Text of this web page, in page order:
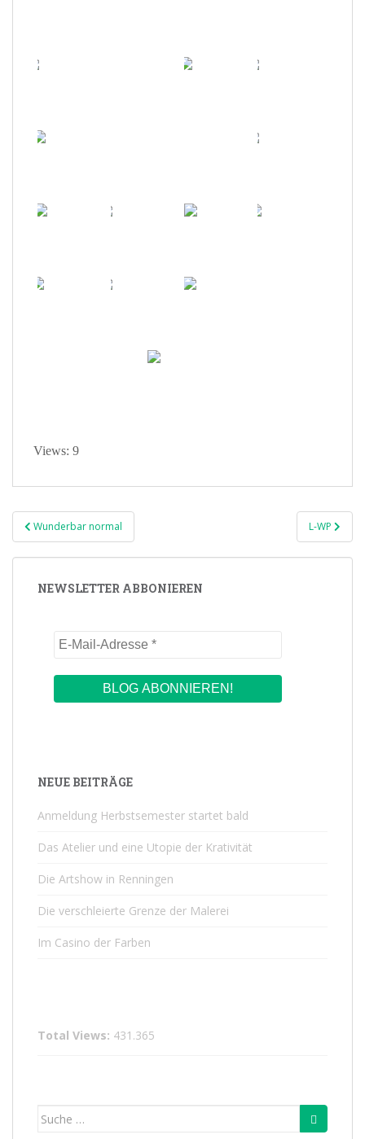
Views: 9
Beitragsnavigation
Wunderbar normal L-WP
NEWSLETTER ABBONIEREN
NEUE BEITRÄGE
Anmeldung Herbstsemester startet bald
Das Atelier und eine Utopie der Krativität
Die Artshow in Renningen
Die verschleierte Grenze der Malerei
Im Casino der Farben
Total Views: 431.365
Suche